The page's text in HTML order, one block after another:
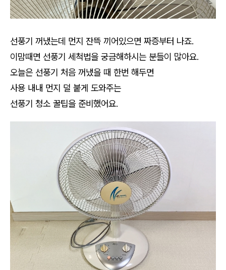
선풍기 꺼냈는데 먼지 잔뜩 끼어있으면 짜증부터 나죠.
이맘때면 선풍기 세척법을 궁금해하시는 분들이 많아요.
오늘은 선풍기 처음 꺼냈을 때 한번 해두면
사용 내내 먼지 덜 붙게 도와주는
선풍기 청소 꿀팁을 준비했어요.